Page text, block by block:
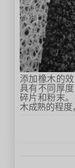
添加橡木的
具有不同厚
碎片和粉末
木成熟的程度